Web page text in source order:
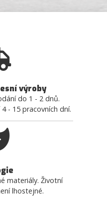
výroby
do 1 - 2 dnů.
- 15 pracovních dní.
materiály. Životní
lhostejné.